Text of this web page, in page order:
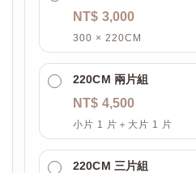
NT$ 3,000
300 × 220CM
220CM 兩片組
NT$ 4,500
小片 1 片＋大片 1 片
220CM 三片組